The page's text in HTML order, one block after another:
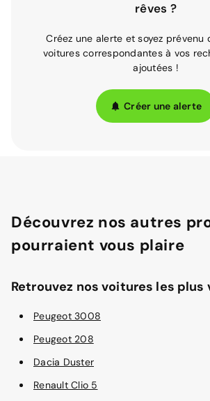
rêves ?
Créez une alerte et soyez prévenu
voitures correspondantes à vos
ajoutées !
Créer une alerte
Découvrez nos autres
pourraient vous plaire
Retrouvez nos voitures les plus
Peugeot 3008
Peugeot 208
Dacia Duster
Renault Clio 5